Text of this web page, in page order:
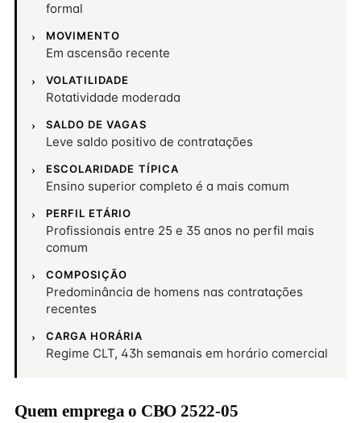
formal
MOVIMENTO
Em ascensão recente
VOLATILIDADE
Rotatividade moderada
SALDO DE VAGAS
Leve saldo positivo de contratações
ESCOLARIDADE TÍPICA
Ensino superior completo é a mais comum
PERFIL ETÁRIO
Profissionais entre 25 e 35 anos no perfil mais
comum
COMPOSIÇÃO
Predominância de homens nas contratações
recentes
CARGA HORÁRIA
Regime CLT, 43h semanais em horário comercial
Quem emprega o CBO 2522-05